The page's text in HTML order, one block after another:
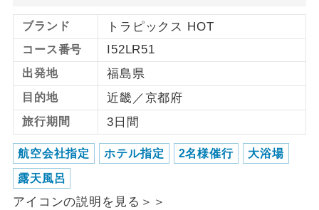
ブランド トラピックス HOT
コース番号 I52LR51
出発地 福島県
目的地 近畿／京都府
旅行期間 3日間
航空会社指定 ホテル指定 2名様催行 大浴場
露天風呂
アイコンの説明を見る＞＞
す。
女性限定
女性限定でご参加いただけるコースで
す。
年齢制限あり
ご参加にあたり年齢に制限があるコース
です。
航空会社指定
画にとても便利です。
ホテル指定
す。